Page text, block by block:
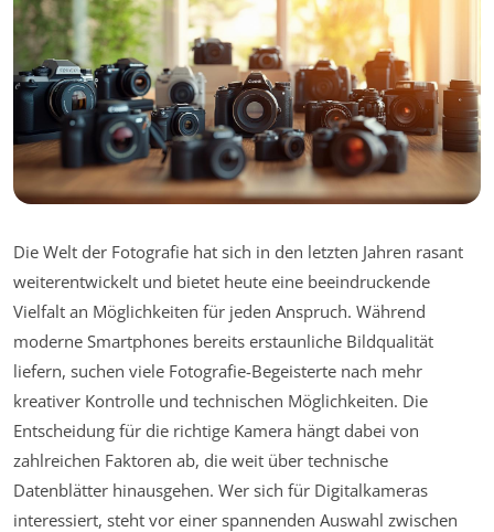
Die Welt der Fotografie hat sich in den letzten Jahren rasant
weiterentwickelt und bietet heute eine beeindruckende
Vielfalt an Möglichkeiten für jeden Anspruch. Während
moderne Smartphones bereits erstaunliche Bildqualität
liefern, suchen viele Fotografie-Begeisterte nach mehr
kreativer Kontrolle und technischen Möglichkeiten. Die
Entscheidung für die richtige Kamera hängt dabei von
zahlreichen Faktoren ab, die weit über technische
Datenblätter hinausgehen. Wer sich für Digitalkameras
interessiert, steht vor einer spannenden Auswahl zwischen